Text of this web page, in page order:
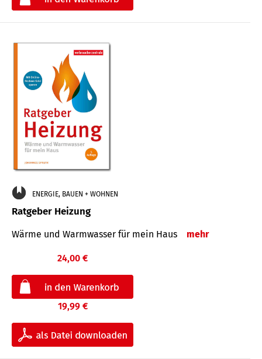
ENERGIE, BAUEN + WOHNEN
Ratgeber Heizung
Wärme und Warmwasser für mein Haus mehr
24,00 €
19,99 €